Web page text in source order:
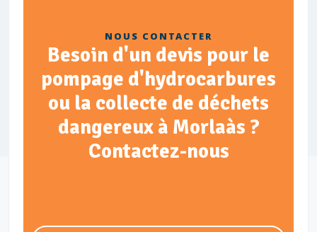
NOUS CONTACTER
Besoin d'un devis pour le
pompage d'hydrocarbures
ou la collecte de déchets
dangereux à Morlaàs ?
Contactez-nous